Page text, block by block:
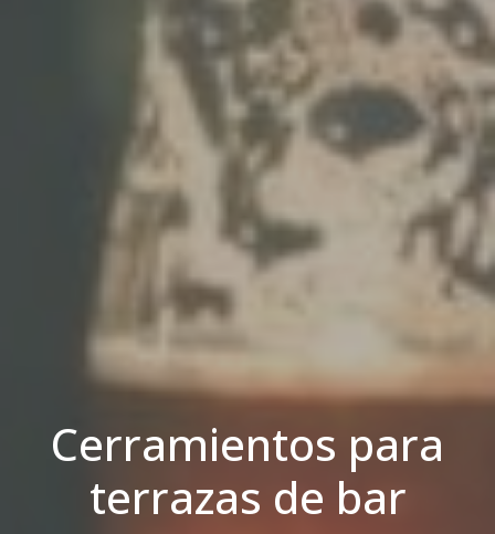
Cerramientos para
terrazas de bar